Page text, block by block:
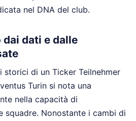
nel DNA del club.
dati e dalle
storici di un Ticker Teilnehmer
Turin si nota una
nella capacità di
squadre. Nonostante i cambi di